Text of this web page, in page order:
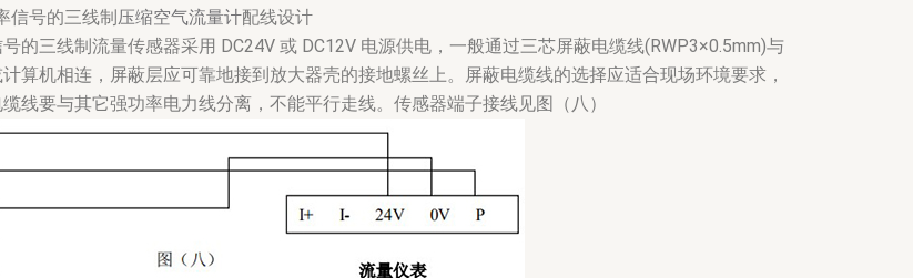
信号的三线制压缩空气流量计配线设计
的三线制流量传感器采用 DC24V 或 DC12V 电源供电，一般通过三芯屏蔽电缆线(RWP3×0.5mm)与
算机相连，屏蔽层应可靠地接到放大器壳的接地螺丝上。屏蔽电缆线的选择应适合现场环境要求，
线要与其它强功率电力线分离，不能平行走线。传感器端子接线见图（八）